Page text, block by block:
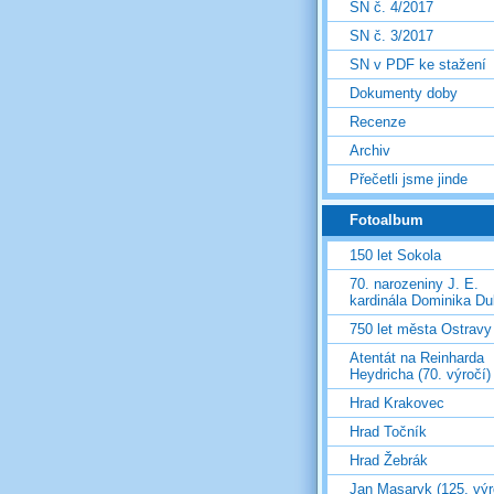
SN č. 4/2017
SN č. 3/2017
SN v PDF ke stažení
Dokumenty doby
Recenze
Archiv
Přečetli jsme jinde
Fotoalbum
150 let Sokola
70. narozeniny J. E.
kardinála Dominika
750 let města Ostravy
Atentát na Reinharda
Heydricha (70. výročí)
Hrad Krakovec
Hrad Točník
Hrad Žebrák
Jan Masaryk (125.